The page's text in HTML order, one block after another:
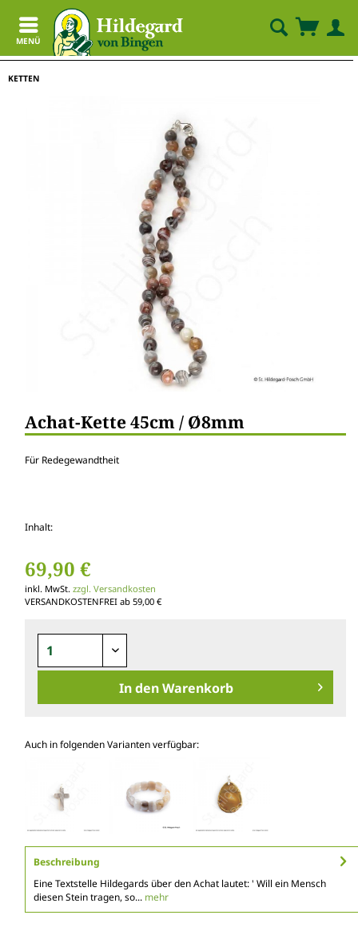
MENÜ
KETTEN
Achat-Kette 45cm / Ø8mm
Für Redegewandtheit
Inhalt:
69,90 €
inkl. MwSt. zzgl. Versandkosten
VERSANDKOSTENFREI ab 59,00 €
In den Warenkorb
Auch in folgenden Varianten verfügbar:
Beschreibung
Eine Textstelle Hildegards über den Achat lautet: ' Will ein Mensch
diesen Stein tragen, so... mehr